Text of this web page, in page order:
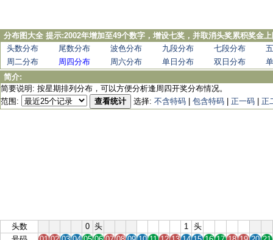
分布图大全 提示:2002年增加至49个数字，增设七奖，并取消头奖累积奖金
头数分布
尾数分布 波色分布 九段分布 七段分布
周二分布
周四分布 周六分布 单日分布 双日分布
简介:
简要说明: 按星期排列分布，可以方便分析逢周四开奖分布情况。
范围:
查看统计 选择: 不含特码 包含特码 正一码 正
头数 0 头 1 头